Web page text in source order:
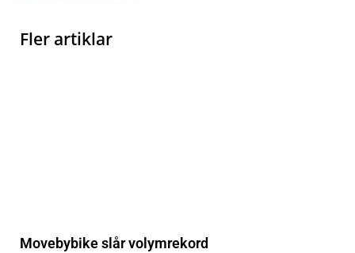
Fler artiklar
Movebybike slår volymrekord